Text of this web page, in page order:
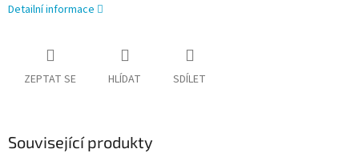
Detailní informace
ZEPTAT SE HLÍDAT SDÍLET
Související produkty